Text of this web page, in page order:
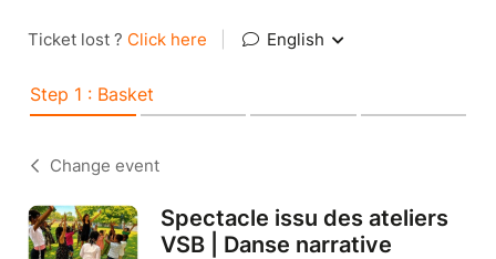
Ticket lost ? Click here English
Step 1 : Basket
Change event
Spectacle issu des ateliers
VSB | Danse narrative